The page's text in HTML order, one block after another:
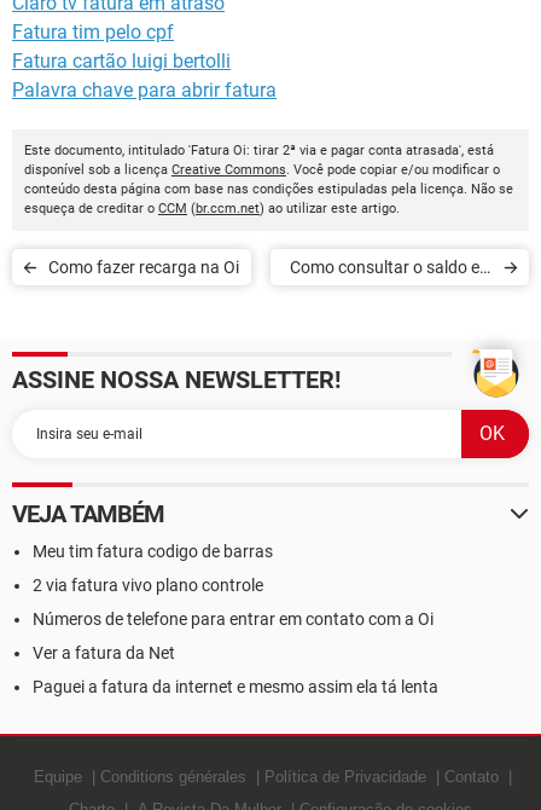
Fatura tim pelo cpf
Fatura cartão luigi bertolli
Palavra chave para abrir fatura
Este documento, intitulado 'Fatura Oi: tirar 2ª via e pagar conta atrasada', está
disponível sob a licença Creative Commons. Você pode copiar e/ou modificar o
conteúdo desta página com base nas condições estipuladas pela licença. Não se
esqueça de creditar o CCM (br.ccm.net) ao utilizar este artigo.
Como fazer recarga na Oi
Como consultar o saldo e a
ASSINE NOSSA NEWSLETTER!
VEJA TAMBÉM
Meu tim fatura codigo de barras
2 via fatura vivo plano controle
Números de telefone para entrar em contato com a Oi
Ver a fatura da Net
Paguei a fatura da internet e mesmo assim ela tá lenta
Equipe Conditions générales Política de Privacidade
Contato